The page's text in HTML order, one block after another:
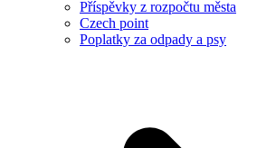
Příspěvky z rozpočtu města
Czech point
Poplatky za odpady a psy